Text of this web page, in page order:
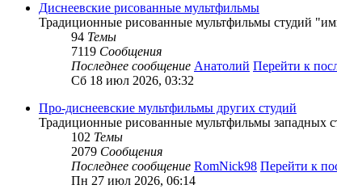
Диснеевские рисованные мультфильмы
Традиционные рисованные мультфильмы студий
94 Темы
7119 Сообщения
Последнее сообщение Анатолий Перейти к
Сб 18 июл 2026, 03:32
Про-диснеевские мультфильмы других студий
Традиционные рисованные мультфильмы западных
102 Темы
2079 Сообщения
Последнее сообщение RomNick98 Перейти к
Пн 27 июл 2026, 06:14